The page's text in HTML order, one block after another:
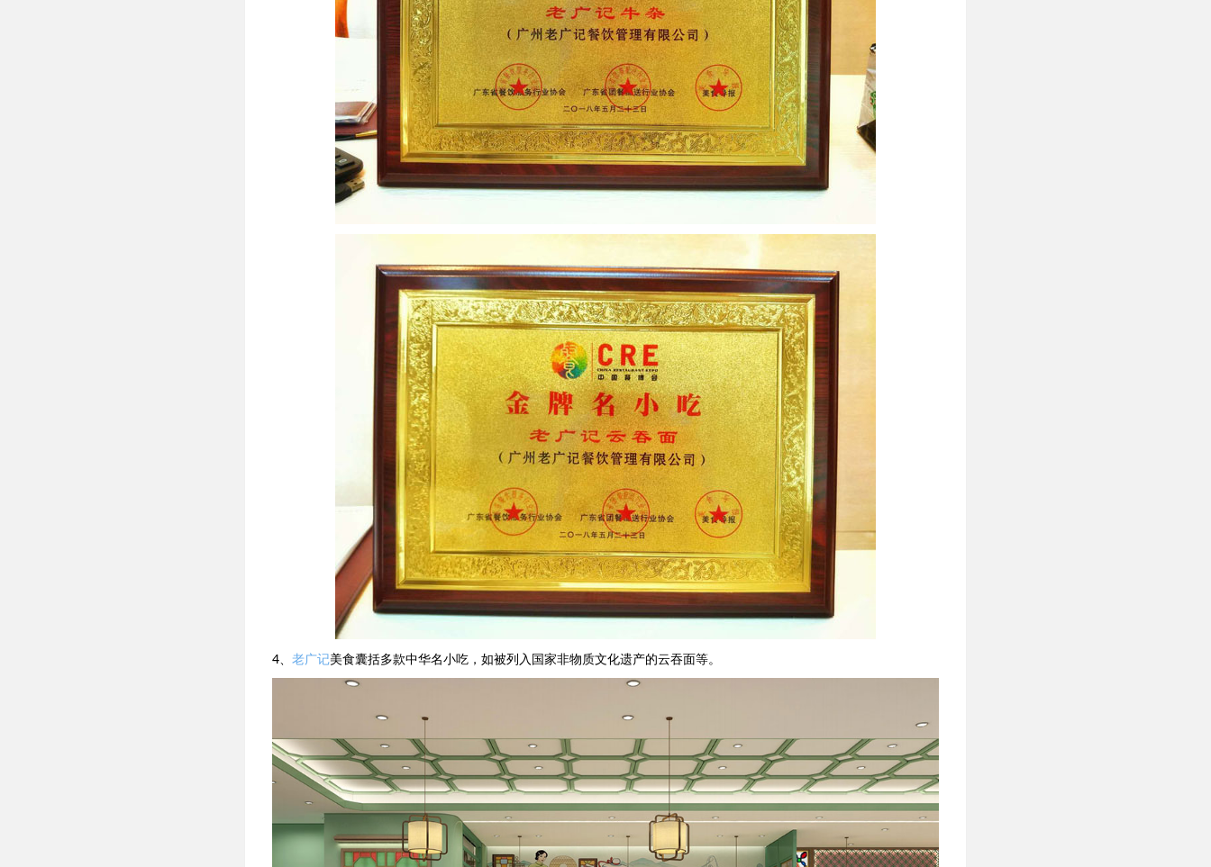
4、 老广记美食囊括多款中华名小吃，如被列入国家非物质文化遗产的云吞面等。